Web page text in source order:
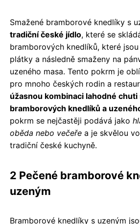
Smažené bramborové knedlíky s
tradiční české jídlo, které se
bramborových knedlíků, které jsou
plátky a následně smaženy na
uzeného masa. Tento pokrm je
pro mnoho českých rodin a
úžasnou kombinaci lahodné chuti
bramborových knedlíků a
pokrm se nejčastěji podává jako
oběda nebo večeře a je skvělou
tradiční české kuchyně.
2 Pečené bramborové
uzeným
Bramborové knedlíky s uzeným